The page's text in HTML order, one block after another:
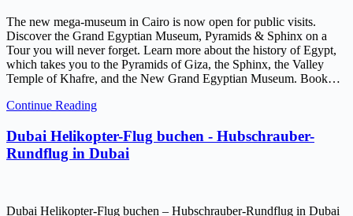
The new mega-museum in Cairo is now open for public visits.
Discover the Grand Egyptian Museum, Pyramids & Sphinx on a
Tour you will never forget. Learn more about the history of Egypt,
which takes you to the Pyramids of Giza, the Sphinx, the Valley
Temple of Khafre, and the New Grand Egyptian Museum. Book…
Continue Reading
Dubai Helikopter-Flug buchen - Hubschrauber-
Rundflug in Dubai
Dubai Helikopter-Flug buchen – Hubschrauber-Rundflug in Dubai